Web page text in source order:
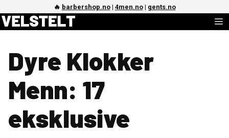
til
🔥 barbershop.no| 4men.no| gents.no
Dyre Klokker
Menn: 17
eksklusive